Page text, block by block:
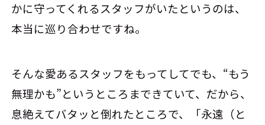
かに守ってくれるスタッフがいたというのは、
本当に巡り合わせですね。
そんな愛あるスタッフをもってしてでも、“もう
無理かも”というところまできていて、だから、
息絶えてバタッと倒れたところで、「永遠（と